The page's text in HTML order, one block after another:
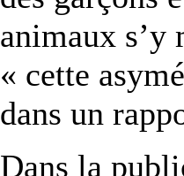
animaux s’y
« cette
dans un
Dans la